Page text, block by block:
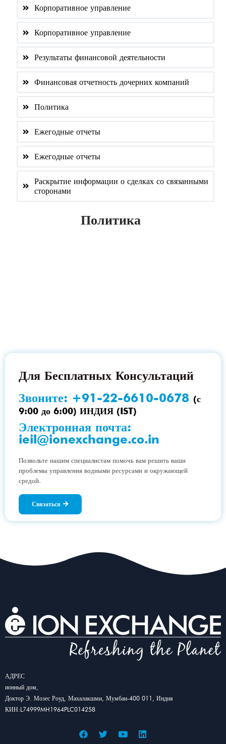
Корпоративное управление
Корпоративное управление
Результаты финансовой деятельности
Финансовая отчетность дочерних компаний
Политика
Ежегодные отчеты
Ежегодные отчеты
Раскрытие информации о сделках со связанными
сторонами
Политика
Для Бесплатных Консультаций
Звоните: +91-22-6610-0678 (с
9:00 до 6:00) ИНДИЯ (IST)
Электронная почта:
ieil@ionexchange.co.in
Позвольте нашим специалистам помочь вам решить ваши
проблемы управления водными ресурсами и окружающей
средой.
Связаться
АДРЕС
ионный дом,
Доктор Э. Мозес Роуд, Махалакшми, Мумбаи-400 011, Индия
КИН:L74999MH1964PLC014258